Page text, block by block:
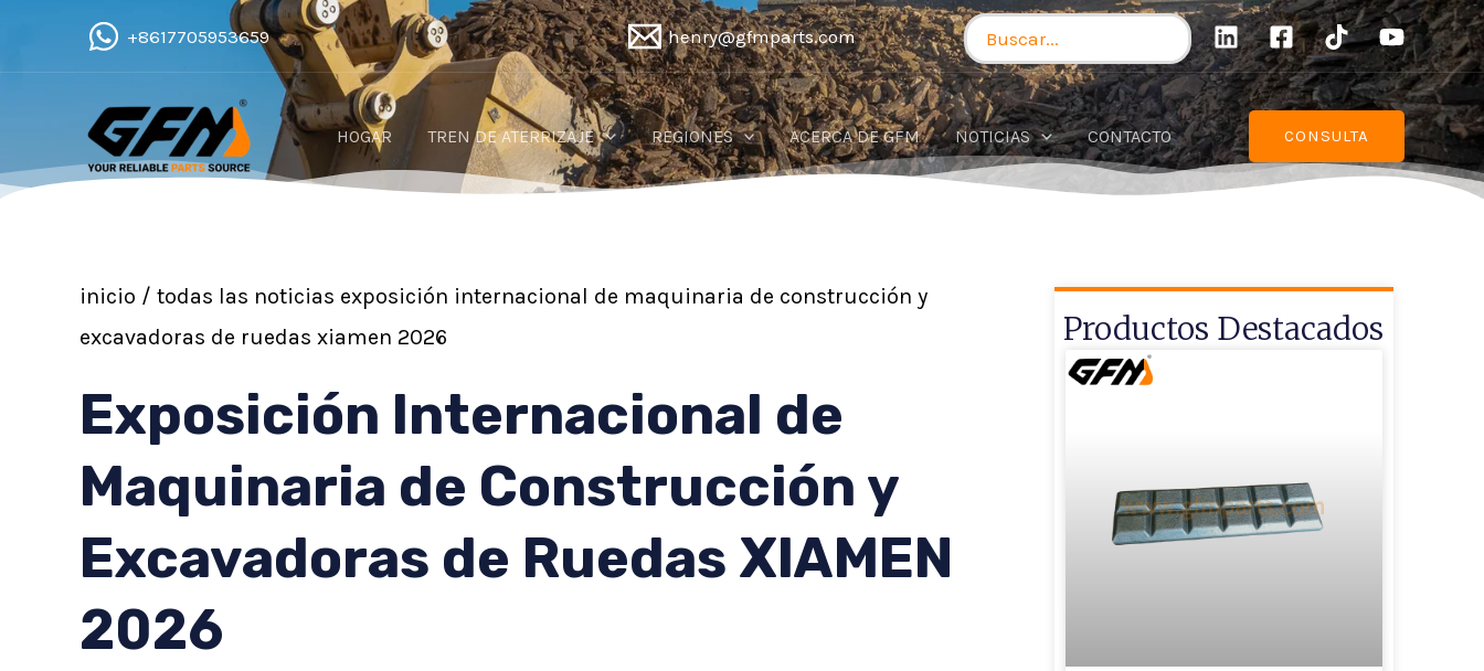
+8617705953659 henry@gfmparts.com
Buscar
por:
HOGAR TREN DE ATERRIZAJE REGIONES ACERCA DE GFM NOTICIAS CONTACTO CONSULTA
inicio / todas las noticias exposición internacional de maquinaria de construcción y
excavadoras de ruedas xiamen 2026
Exposición Internacional de
Maquinaria de Construcción y
Excavadoras de Ruedas XIAMEN
2026
Productos Destacados